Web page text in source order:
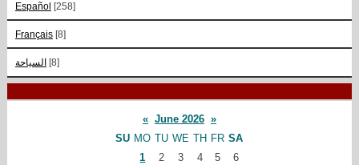
Español [258]
Français [8]
السياحة [8]
« June 2026 »
SU MO TU WE TH FR SA
1
2 3 4 5
6